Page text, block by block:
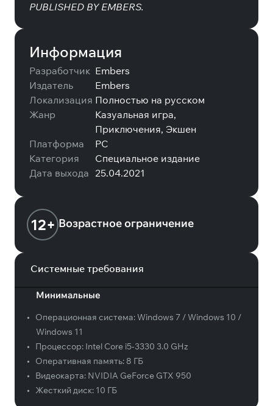
PUBLISHED BY EMBERS.
Информация
Разработчик Embers
Издатель
Embers
Локализация Полностью на русском
Жанр
Казуальная игра,
Приключения, Экшен
Платформа
PC
Категория
Специальное издание
Дата выхода 25.04.2021
12+ Возрастное ограничение
Системные требования
Минимальные
• Операционная система:Windows 7 / Windows 10 /
Windows 11
•
Процессор: Intel Core i5-3330 3.0 GHz
•
Оперативная память: 8 ГБ
•
Видеокарта: NVIDIA GeForce GTX 950
•
Жесткий диск: 10 ГБ